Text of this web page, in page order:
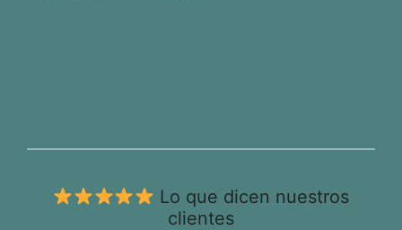
Lo que dicen nuestros
clientes